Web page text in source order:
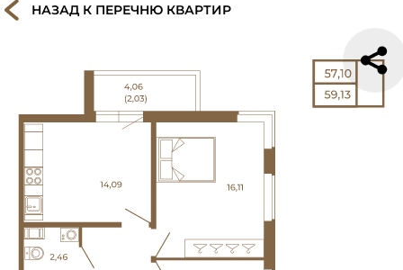
НАЗАД К ПЕРЕЧНЮ КВАРТИР